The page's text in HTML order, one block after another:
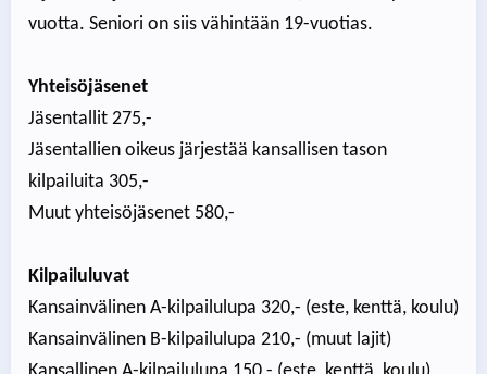
vuotta. Seniori on siis vähintään 19-vuotias.
Yhteisöjäsenet
Jäsentallit 275,-
Jäsentallien oikeus järjestää kansallisen tason
kilpailuita 305,-
Muut yhteisöjäsenet 580,-
Kilpailuluvat
Kansainvälinen A-kilpailulupa 320,- (este, kenttä, koulu)
Kansainvälinen B-kilpailulupa 210,- (muut lajit)